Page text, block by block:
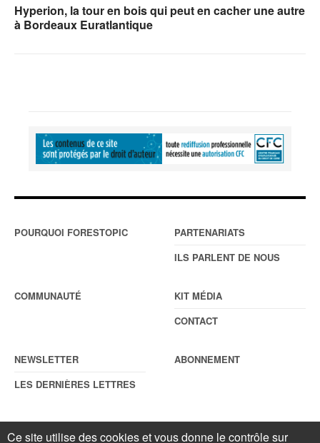
Hyperion, la tour en bois qui peut en cacher une autre
à Bordeaux Euratlantique
POURQUOI FORESTOPIC
PARTENARIATS
ILS PARLENT DE NOUS
COMMUNAUTÉ
KIT MÉDIA
CONTACT
NEWSLETTER
LES DERNIÈRES LETTRES
ABONNEMENT
© ForestopicMentions légales. Reproduction interdite sans autorisation
Ce site utilise des cookies et vous donne le contrôle sur